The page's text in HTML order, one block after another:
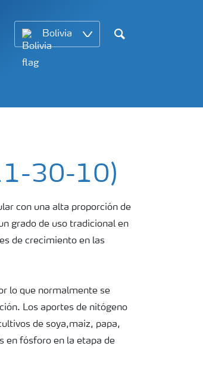
Bolivia
Search
30-10)
con una alta proporción de
grado de uso tradicional en
de crecimiento en las
lo que normalmente se
Los aportes de nitógeno
de soya,maiz, papa,
en fósforo en la etapa de